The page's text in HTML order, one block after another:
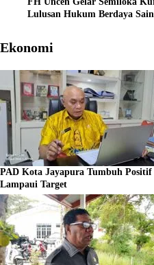
Lulusan Hukum Berdaya
Ekonomi
PAD Kota Jayapura Tumbuh
Lampaui Target